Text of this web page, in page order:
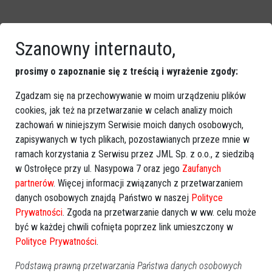
Zobacz również
Wyniki sondy wyborczej:
Ponad 1,3 tys. głosów.
Koalicja Obywatelska
wyprzedza PiS
PO-PSL czy PiS? Za czyich
rządów żyło się lepiej?
SONDA
Szanowny internauto,
prosimy o zapoznanie się z treścią i wyrażenie zgody:
Zgadzam się na przechowywanie w moim urządzeniu plików
cookies, jak też na przetwarzanie w celach analizy moich
zachowań w niniejszym Serwisie moich danych osobowych,
zapisywanych w tych plikach, pozostawianych przeze mnie w
ramach korzystania z Serwisu przez JML Sp. z o.o., z siedzibą
w Ostrołęce przy ul. Nasypowa 7 oraz jego Zaufanych
partnerów. Więcej informacji związanych z przetwarzaniem
danych osobowych znajdą Państwo w naszej Polityce
Prywatności. Zgoda na przetwarzanie danych w ww. celu może
być w każdej chwili cofnięta poprzez link umieszczony w
Polityce Prywatności.
Podstawą prawną przetwarzania Państwa danych osobowych